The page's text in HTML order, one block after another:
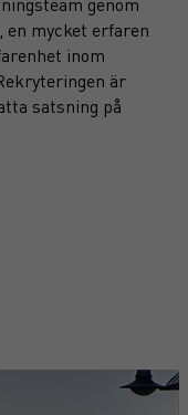
en mycket erfaren
inom
är
satsning på